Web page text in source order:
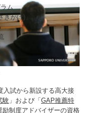
ム
がけ)」
入試から新設する高大接
験 」および「GAP推薦特
励制度アドバイザーの資格